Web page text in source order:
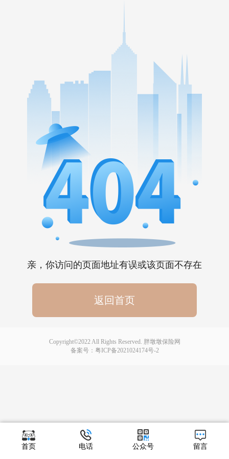
亲，你访问的页面地址有误或该页面不存在
返回首页
首页 电话 公众号 留言
Copyright©2022 All Rights Reserved. 胖墩墩保险网
备案号： 粤ICP备2021024174号-2